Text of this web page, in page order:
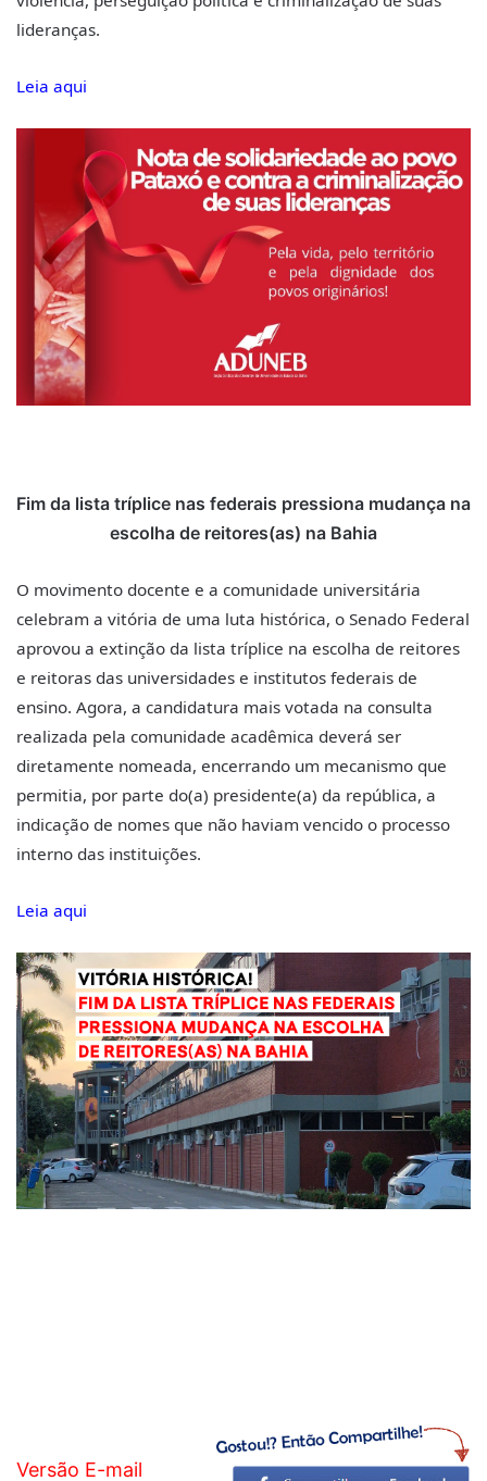
lideranças.
Leia aqui
Fim da lista tríplice nas federais pressiona mudança na
escolha de reitores(as) na Bahia
O movimento docente e a comunidade universitária
celebram a vitória de uma luta histórica, o Senado Federal
aprovou a extinção da lista tríplice na escolha de reitores
e reitoras das universidades e institutos federais de
ensino. Agora, a candidatura mais votada na consulta
realizada pela comunidade acadêmica deverá ser
diretamente nomeada, encerrando um mecanismo que
permitia, por parte do(a) presidente(a) da república, a
indicação de nomes que não haviam vencido o processo
interno das instituições.
Leia aqui
Versão E-mail